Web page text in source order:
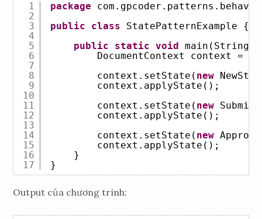
1
2
3
4
5
6
7
8
9
10
11
12
13
14
15
16
17
package
public
class
StatePatternExample {
public
static void
DocumentContext context =
context.setState( new
context.applyState();
context.setState( new
context.applyState();
context.setState( new
context.applyState();
}
}
Output của chương trình: